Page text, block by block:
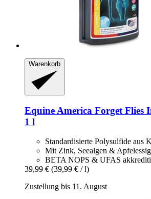
Warenkorb
Equine America Forget Flies
1 l
Standardisierte Polysulfide aus
Mit Zink, Seealgen & Apfelessig
BETA NOPS & UFAS
39,99 € (39,99 € / l)
Zustellung bis 11. August